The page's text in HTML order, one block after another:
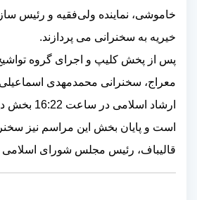
خاموشی، نماینده ولی‌فقیه و رئیس
خیریه به سخنرانی می پردازند.
پس از پخش کلیپ و اجرای گروه
معراج، سخنرانی محمدمهدی
ارشاد
است و پایان بخش این مراسم نیز
قالیباف، رئیس مجلس شورای اسلامی